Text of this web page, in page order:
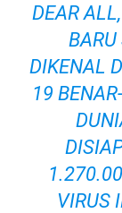
DEAR
DIKENAL
19
VIRUS